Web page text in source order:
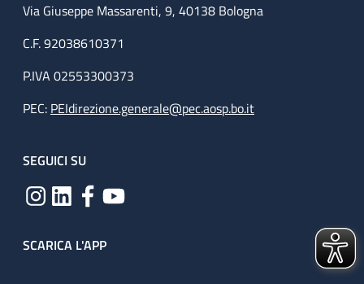
Via Giuseppe Massarenti, 9, 40138 Bologna
C.F. 92038610371
P.IVA 02553300373
PEC: PEIdirezione.generale@pec.aosp.bo.it
SEGUICI SU
SCARICA L'APP